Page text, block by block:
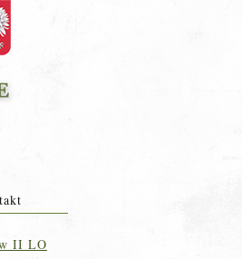
II LO